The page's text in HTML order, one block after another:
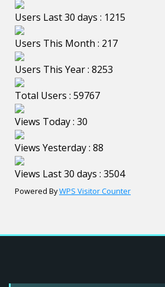
Users Last 30 days : 1215
Users This Month : 217
Users This Year : 8253
Total Users : 59767
Views Today : 30
Views Yesterday : 88
Views Last 30 days : 3504
Powered ByWPS Visitor Counter